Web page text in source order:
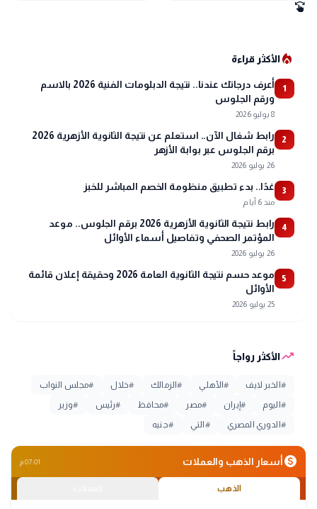
swipe
local_fire_departmentالأكثر قراءة
1
أعرف درجاتك عندنا.. نتيجة الدبلومات الفنية 2026 بالاسم
ورقم الجلوس
8 يوليو 2026
2
رابط شغال الآن.. استعلم عن نتيجة الثانوية الأزهرية 2026
برقم الجلوس عبر بوابة الأزهر
26 يوليو 2026
3 غدًا.. بدء تطبيق منظومة الخصم المباشر للخبز
منذ 6 أيام
4
رابط نتيجة الثانوية الأزهرية 2026 برقم الجلوس.. موعد
المؤتمر الصحفي وتفاصيل أسماء الأوائل
26 يوليو 2026
5
موعد حسم نتيجة الثانوية العامة 2026 وحقيقة إعلان قائمة
الأوائل
25 يوليو 2026
trending_upالأكثر رواجاً
# الخبر لايف #الأهلي #الزمالك #خلال #مجلس النواب
# اليوم # إيران #مصر #محافظ #رئيس #وزير
# الدوري المصري # التي #جنيه
monetization_onأسعار الذهب والعملات 07:01 م
الذهب